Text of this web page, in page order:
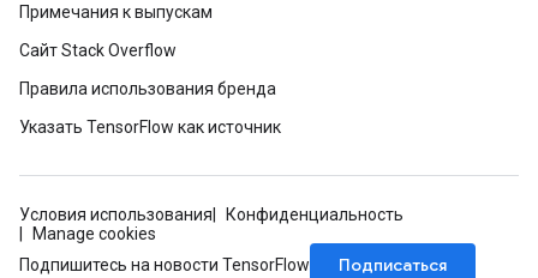
Примечания к выпускам
Сайт Stack Overflow
Правила использования бренда
Указать TensorFlow как источник
Условия использования
Конфиденциальность
Manage cookies
Подпишитесь на новости TensorFlow
Подписаться